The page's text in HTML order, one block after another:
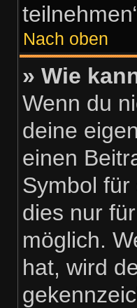
Nach oben
» Wie
Wenn du
deine
einen
Symbol
dies nur
möglich.
hat, wird